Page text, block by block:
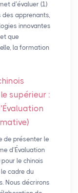
d’évaluer (1)
apprenants,
innovantes
que
la formation
supérieur :
de présenter le
d’Évaluation
le chinois
cadre du
Nous décrirons